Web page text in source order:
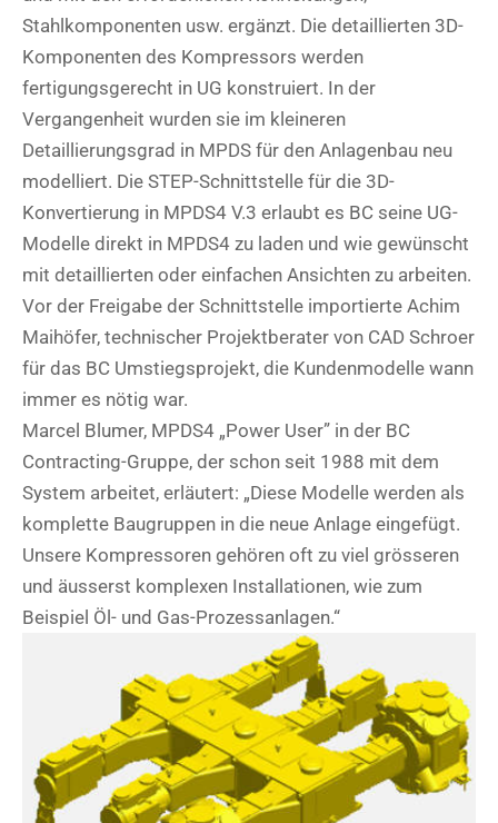
Stahlkomponenten usw. ergänzt. Die detaillierten 3D-
Komponenten des Kompressors werden
fertigungsgerecht in UG konstruiert. In der
Vergangenheit wurden sie im kleineren
Detaillierungsgrad in MPDS für den Anlagenbau neu
modelliert. Die STEP-Schnittstelle für die 3D-
Konvertierung in MPDS4 V.3 erlaubt es BC seine UG-
Modelle direkt in MPDS4 zu laden und wie gewünscht
mit detaillierten oder einfachen Ansichten zu arbeiten.
Vor der Freigabe der Schnittstelle importierte Achim
Maihöfer, technischer Projektberater von CAD Schroer
für das BC Umstiegsprojekt, die Kundenmodelle wann
immer es nötig war.
Marcel Blumer, MPDS4 „Power User” in der BC
Contracting-Gruppe, der schon seit 1988 mit dem
System arbeitet, erläutert: „Diese Modelle werden als
komplette Baugruppen in die neue Anlage eingefügt.
Unsere Kompressoren gehören oft zu viel grösseren
und äusserst komplexen Installationen, wie zum
Beispiel Öl- und Gas-Prozessanlagen.“